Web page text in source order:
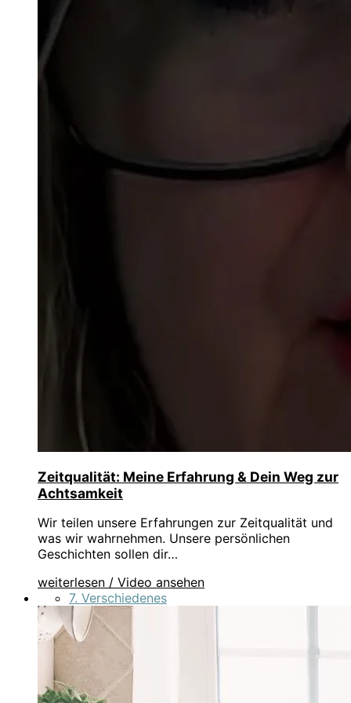
Zeitqualität: Meine Erfahrung & Dein Weg zur
Achtsamkeit
Wir teilen unsere Erfahrungen zur Zeitqualität und
was wir wahrnehmen. Unsere persönlichen
Geschichten sollen dir…
weiterlesen / Video ansehen
7. Verschiedenes